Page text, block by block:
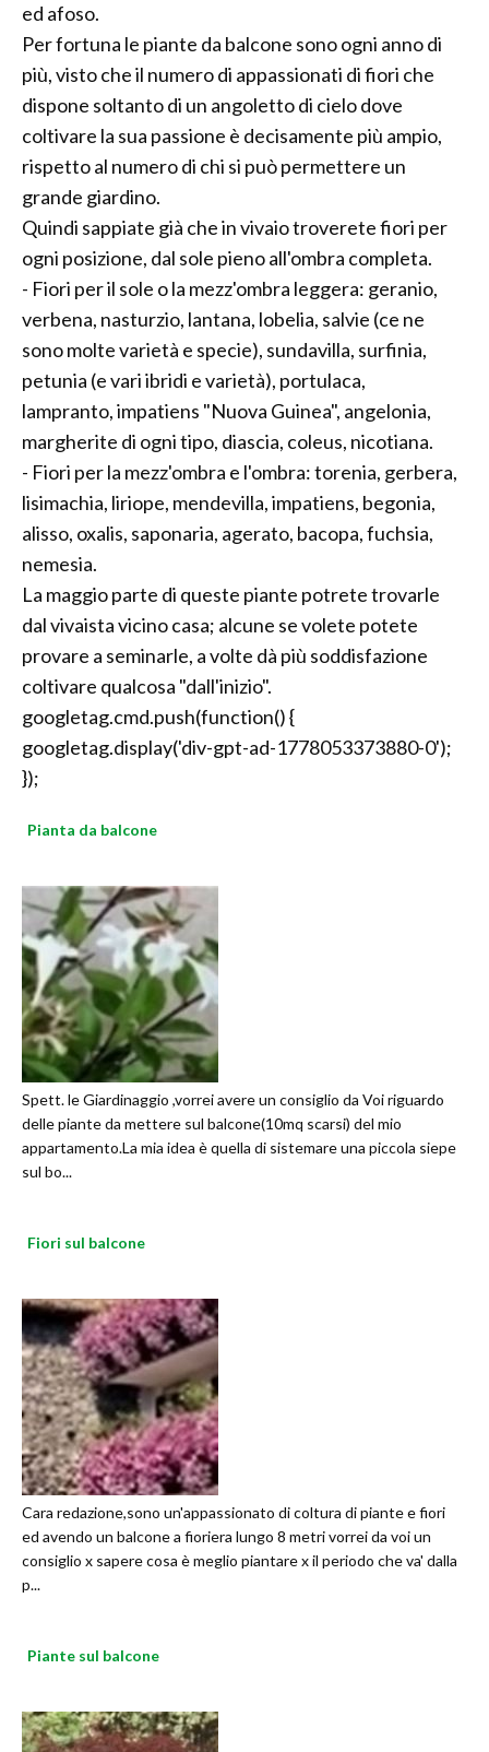
ed afoso.
Per fortuna le piante da balcone sono ogni anno di
più, visto che il numero di appassionati di fiori che
dispone soltanto di un angoletto di cielo dove
coltivare la sua passione è decisamente più ampio,
rispetto al numero di chi si può permettere un
grande giardino.
Quindi sappiate già che in vivaio troverete fiori per
ogni posizione, dal sole pieno all'ombra completa.
- Fiori per il sole o la mezz'ombra leggera: geranio,
verbena, nasturzio, lantana, lobelia, salvie (ce ne
sono molte varietà e specie), sundavilla, surfinia,
petunia (e vari ibridi e varietà), portulaca,
lampranto, impatiens "Nuova Guinea", angelonia,
margherite di ogni tipo, diascia, coleus, nicotiana.
- Fiori per la mezz'ombra e l'ombra: torenia, gerbera,
lisimachia, liriope, mendevilla, impatiens, begonia,
alisso, oxalis, saponaria, agerato, bacopa, fuchsia,
nemesia.
La maggio parte di queste piante potrete trovarle
dal vivaista vicino casa; alcune se volete potete
provare a seminarle, a volte dà più soddisfazione
coltivare qualcosa "dall'inizio".
googletag.cmd.push(function() {
googletag.display('div-gpt-ad-1778053373880-0');
});
Pianta da balcone
Spett. le Giardinaggio ,vorrei avere un consiglio da Voi riguardo
delle piante da mettere sul balcone(10mq scarsi) del mio
appartamento.La mia idea è quella di sistemare una piccola siepe
sul bo...
Fiori sul balcone
Cara redazione,sono un'appassionato di coltura di piante e fiori
ed avendo un balcone a fioriera lungo 8 metri vorrei da voi un
consiglio x sapere cosa è meglio piantare x il periodo che va' dalla
p...
Piante sul balcone